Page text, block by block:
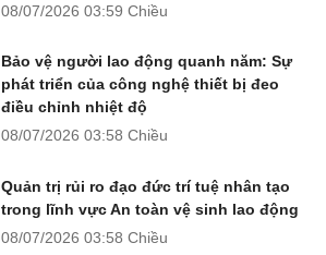
08/07/2026 03:59 Chiều
Bảo vệ người lao động quanh năm: Sự
phát triển của công nghệ thiết bị đeo
điều chỉnh nhiệt độ
08/07/2026 03:58 Chiều
Quản trị rủi ro đạo đức trí tuệ nhân tạo
trong lĩnh vực An toàn vệ sinh lao động
08/07/2026 03:58 Chiều